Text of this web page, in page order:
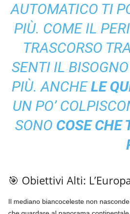
AUTOMATICO TI
PIÙ. COME IL
TRASCORSO
SENTI IL
PIÙ. ANCHELE
UN PO’
SONO COSE CHE
🎯 Obiettivi Alti:
Il mediano biancoceleste non